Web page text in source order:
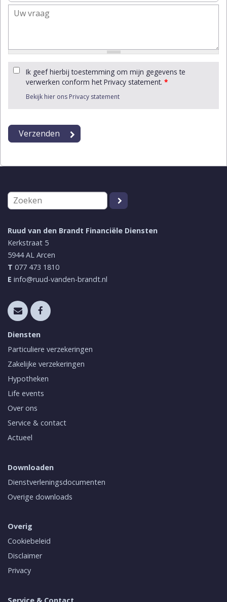
Ik geef hierbij toestemming om mijn gegevens te
verwerken conform het Privacy statement. *
Bekijk hier ons Privacy statement
Ruud van den Brandt Financiële Diensten
Kerkstraat 5
5944 AL Arcen
T 077 473 1810
E info@ruud-vanden-brandt.nl
Diensten
Particuliere verzekeringen
Zakelijke verzekeringen
Hypotheken
Life events
Over ons
Service & contact
Actueel
Downloaden
Dienstverleningsdocumenten
Overige downloads
Overig
Cookiebeleid
Disclaimer
Privacy